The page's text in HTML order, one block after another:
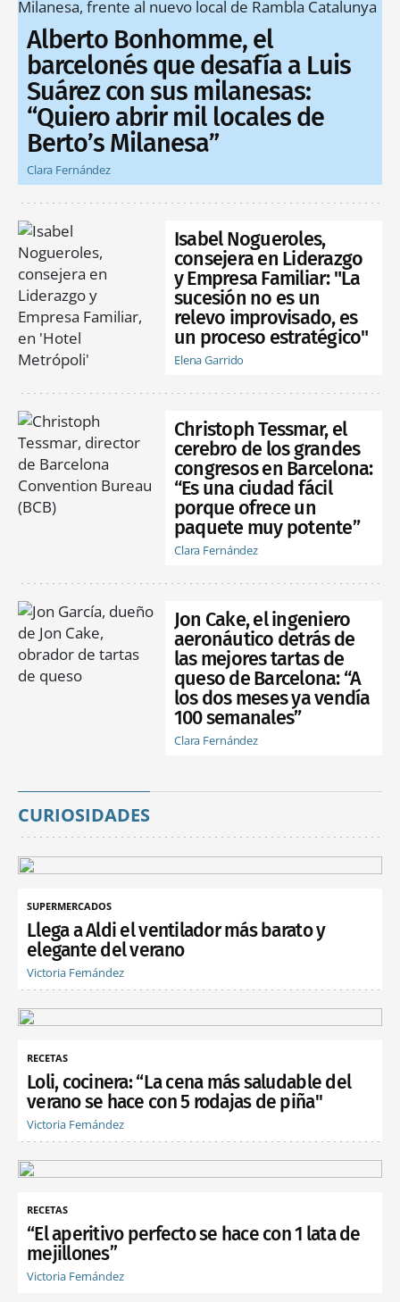
Alberto Bonhomme, el
barcelonés que desafía a Luis
Suárez con sus milanesas:
“Quiero abrir mil locales de
Berto’s Milanesa”
Clara Fernández
Isabel Nogueroles,
consejera en Liderazgo
y Empresa Familiar: "La
sucesión no es un
relevo improvisado, es
un proceso estratégico"
Elena Garrido
Christoph Tessmar, el
cerebro de los grandes
congresos en Barcelona:
“Es una ciudad fácil
porque ofrece un
paquete muy potente”
Clara Fernández
Jon Cake, el ingeniero
aeronáutico detrás de
las mejores tartas de
queso de Barcelona: “A
los dos meses ya vendía
100 semanales”
Clara Fernández
CURIOSIDADES
SUPERMERCADOS
Llega a Aldi el ventilador más barato y
elegante del verano
Victoria Fernández
RECETAS
Loli, cocinera: “La cena más saludable del
verano se hace con 5 rodajas de piña"
Victoria Fernández
RECETAS
“El aperitivo perfecto se hace con 1 lata de
mejillones”
Victoria Fernández